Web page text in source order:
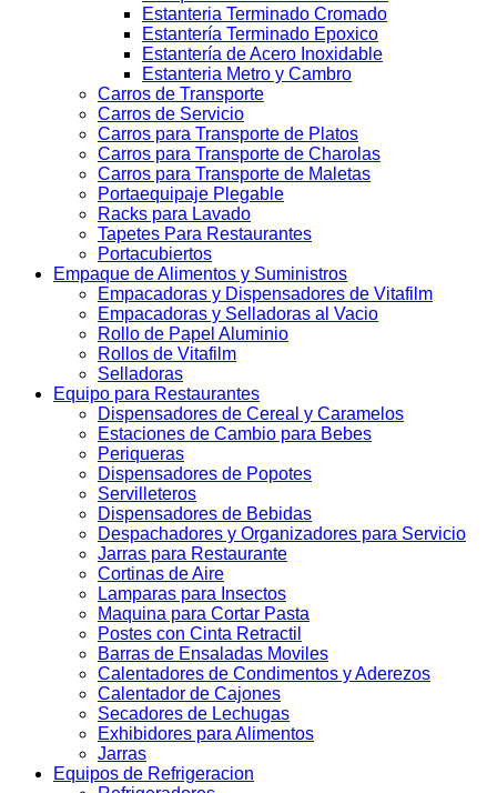
Estanteria Terminado Cromado
Estantería Terminado Epoxico
Estantería de Acero Inoxidable
Estanteria Metro y Cambro
Carros de Transporte
Carros de Servicio
Carros para Transporte de Platos
Carros para Transporte de Charolas
Carros para Transporte de Maletas
Portaequipaje Plegable
Racks para Lavado
Tapetes Para Restaurantes
Portacubiertos
Empaque de Alimentos y Suministros
Empacadoras y Dispensadores de Vitafilm
Empacadoras y Selladoras al Vacio
Rollo de Papel Aluminio
Rollos de Vitafilm
Selladoras
Equipo para Restaurantes
Dispensadores de Cereal y Caramelos
Estaciones de Cambio para Bebes
Periqueras
Dispensadores de Popotes
Servilleteros
Dispensadores de Bebidas
Despachadores y Organizadores para Servicio
Jarras para Restaurante
Cortinas de Aire
Lamparas para Insectos
Maquina para Cortar Pasta
Postes con Cinta Retractil
Barras de Ensaladas Moviles
Calentadores de Condimentos y Aderezos
Calentador de Cajones
Secadores de Lechugas
Exhibidores para Alimentos
Jarras
Equipos de Refrigeracion